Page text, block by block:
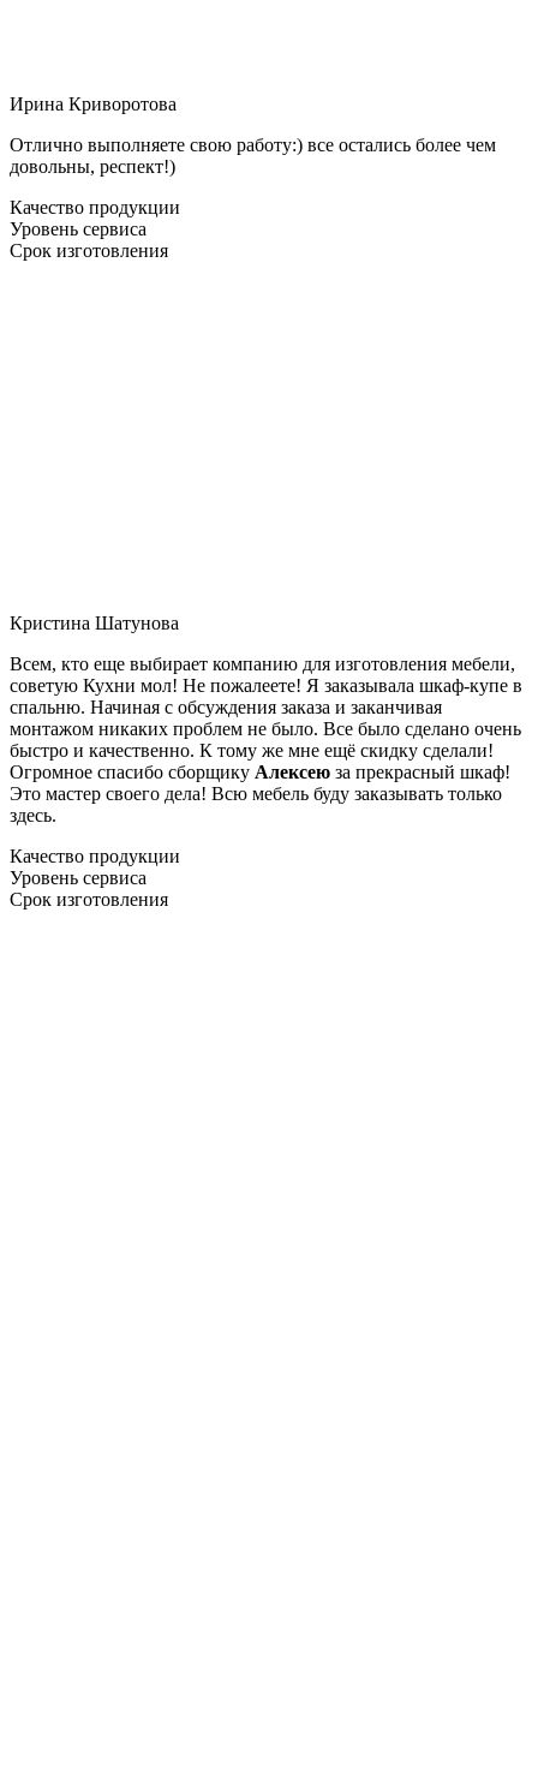
Ирина Криворотова
Отлично выполняете свою работу:) все остались более чем
довольны, респект!)
Качество продукции
Уровень сервиса
Срок изготовления
Кристина Шатунова
Всем, кто еще выбирает компанию для изготовления мебели,
советую Кухни мол! Не пожалеете! Я заказывала шкаф-купе в
спальню. Начиная с обсуждения заказа и заканчивая
монтажом никаких проблем не было. Все было сделано очень
быстро и качественно. К тому же мне ещё скидку сделали!
Огромное спасибо сборщику Алексею за прекрасный шкаф!
Это мастер своего дела! Всю мебель буду заказывать только
здесь.
Качество продукции
Уровень сервиса
Срок изготовления